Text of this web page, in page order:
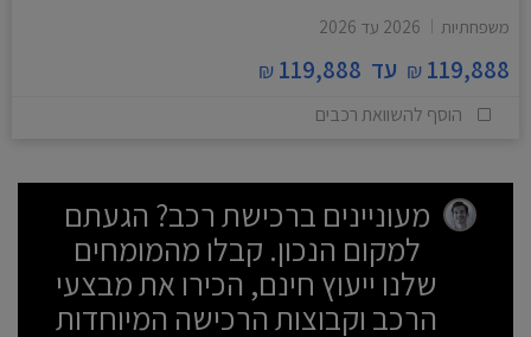
משפחתיות 2026 עד 2026
119,888
₪ עד 119,888
₪
הוסף להשוואת רכבים
מעוניינים ברכישת רכב? הגעתם
למקום הנכון. קבלו מהמומחים
שלנו ייעוץ חינם, הכירו את מבצעי
הרכב וקבוצות הרכישה המיוחדות